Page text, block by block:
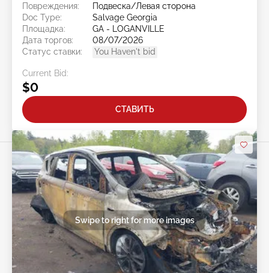
Повреждения:
Подвеска/Левая сторона
Doc Type:
Salvage Georgia
Площадка:
GA - LOGANVILLE
Дата торгов:
08/07/2026
Статус ставки:
You Haven't bid
Current Bid:
$0
СТАВИТЬ
Swipe to right for more images